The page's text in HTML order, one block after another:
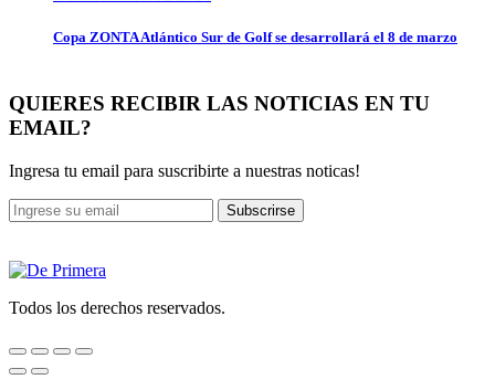
Copa ZONTA Atlántico Sur de Golf se desarrollará el 8 de marzo
QUIERES RECIBIR LAS NOTICIAS EN TU
EMAIL?
Ingresa tu email para suscribirte a nuestras noticas!
Subscrirse
Todos los derechos reservados.